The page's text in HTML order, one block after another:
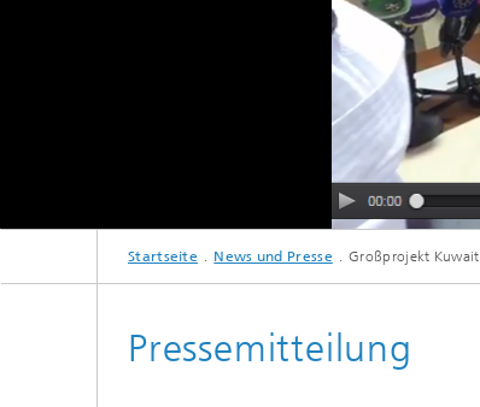
Startseite News und Presse Großprojekt Kuwait
Pressemitteilung